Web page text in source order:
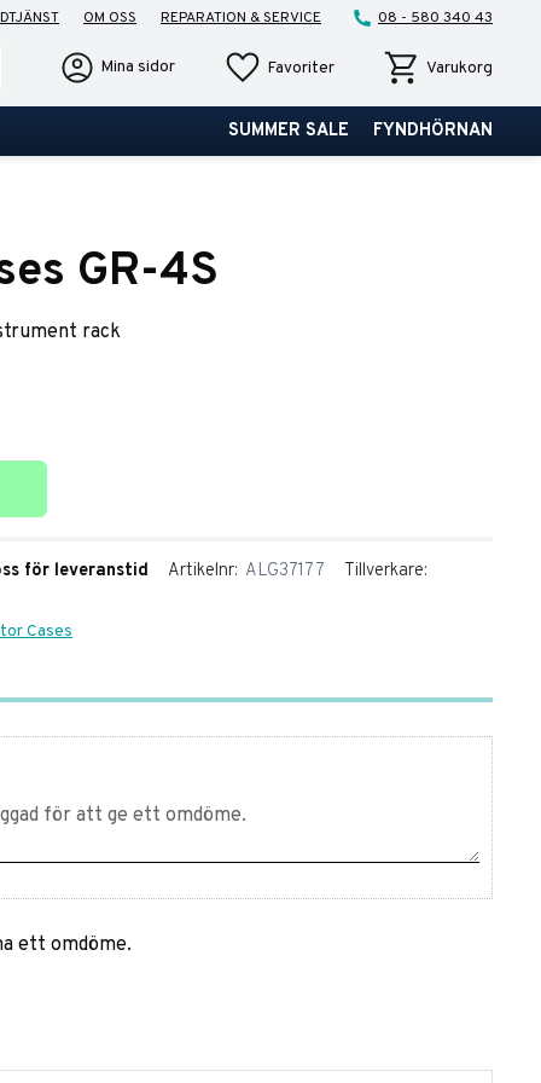
OM OSS REPARATION & SERVICE 08 - 580 340 43
Mina sidor FavoriterFavoriter KundvagnVarukorg
SUMMER SALE FYNDHÖRNAN
GR-4S
rack
för leveranstid Artikelnr ALG37177 Tillverkare
Cases
ett omdöme.